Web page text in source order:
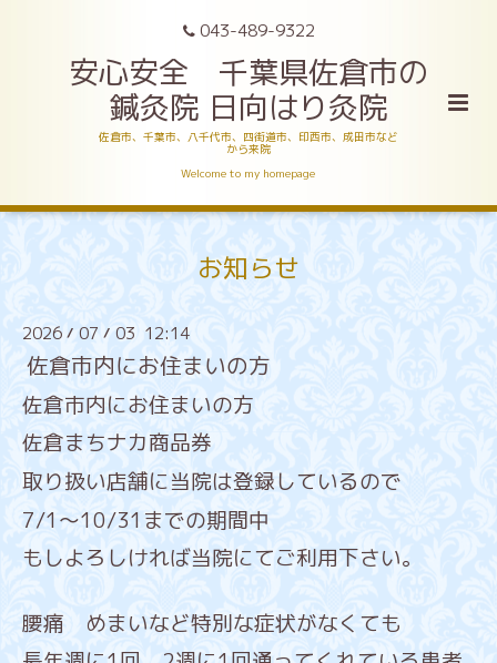
043-489-9322
安心安全 千葉県佐倉市の
鍼灸院 日向はり灸院
佐倉市、千葉市、八千代市、四街道市、印西市、成田市など
から来院
Welcome to my homepage
お知らせ
2026 / 07 / 03 12:14
佐倉市内にお住まいの方
佐倉市内にお住まいの方
佐倉まちナカ商品券
取り扱い店舗に当院は登録しているので
7/1～10/31までの期間中
もしよろしければ当院にてご利用下さい。
腰痛 めまいなど特別な症状がなくても